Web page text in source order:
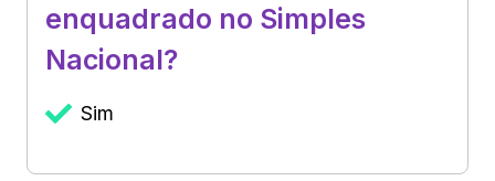
enquadrado no Simples
Nacional?
Sim